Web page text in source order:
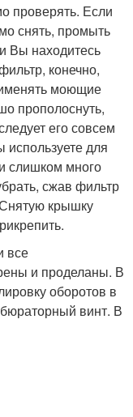
проверять. Если
снять, промыть
Вы находитесь
конечно,
моющие
прополоснуть,
его совсем
для
слишком много
сжав фильтр
крышку
все
и проделаны. В
оборотов в
винт. В